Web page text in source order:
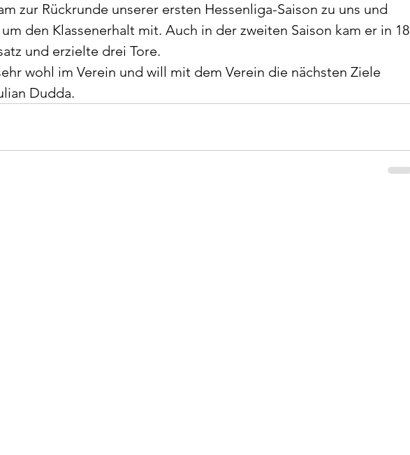
zur Rückrunde unserer ersten Hessenliga-Saison zu uns und
den Klassenerhalt mit. Auch in der zweiten Saison kam er in 18
und erzielte drei Tore.
wohl im Verein und will mit dem Verein die nächsten Ziele
Dudda.